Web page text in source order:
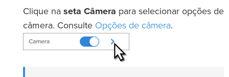
Clique na seta Câmera para selecionar opções de
câmera. Consulte Opções de câmera.